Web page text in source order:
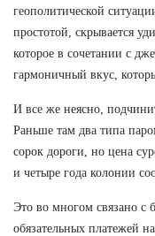
геополитической
простотой, скрывается
которое в сочетании с
гармоничный вкус,
И все же неясно,
Раньше там два типа
сорок дороги, но цена
и четыре года колонии
Это во многом связано с
обязательных платежей